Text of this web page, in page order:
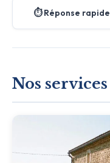
⏱️ Réponse rapide
Nos services